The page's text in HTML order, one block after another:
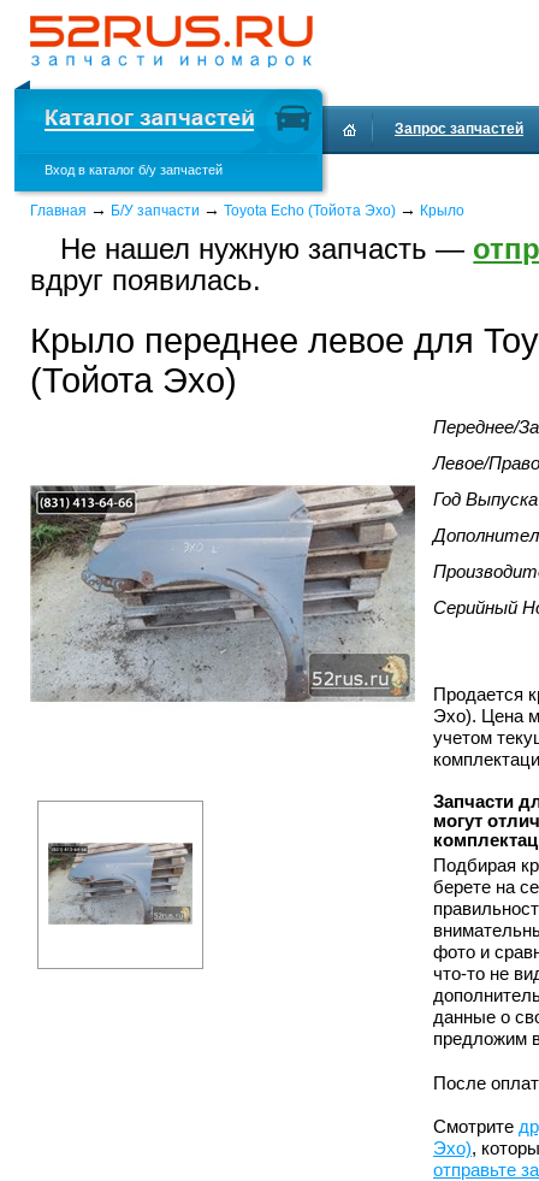
Вход в каталог б/у запчастей
Запрос запчастей
Главная → Б/У запчасти → Toyota Echo (Тойота Эхо) → Крыло
Не нашел нужную запчасть —
вдруг появилась.
Крыло переднее левое для
(Тойота Эхо)
Переднее/
Левое/
Год Выпуска
Серийный
Продается
Эхо). Цена
учетом
Запчасти
могут
Подбирая
берете на
фото и
что-то не
данные о
предложим
После
Смотрите
Эхо),
отправьте